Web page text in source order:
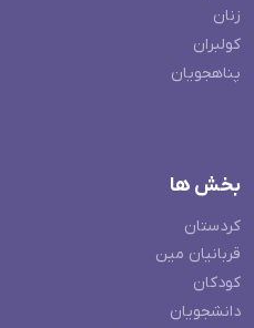
زنان
کولبران
پناهجویان
بخش ها
کردستان
قربانیان مین
کودکان
دانشجویان